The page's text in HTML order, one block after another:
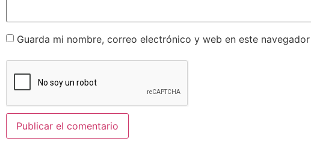
Guarda mi nombre, correo electrónico y web en este